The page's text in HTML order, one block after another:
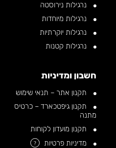
נרגילות נירוסטה
נרגילות מיוחדות
נרגילות יוקרתיות
נרגילות קטנות
חשבון ומדיניות
תקנון אתר – תנאי שימוש
תקנון גיפטכארד – כרטיס
מתנה
תקנון מועדון לקוחות
מדיניות פרטיות
?